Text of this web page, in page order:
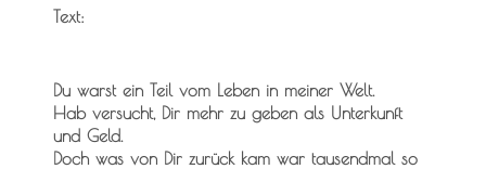
Text:
Du warst ein Teil vom Leben in meiner Welt.
Hab versucht, Dir mehr zu geben als Unterkunft
und Geld.
Doch was von Dir zurück kam war tausendmal so